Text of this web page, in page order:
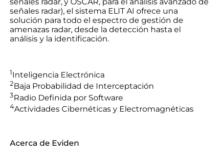
señales radar), el sistema ELIT AI ofrece una
solución para todo el espectro de gestión de
amenazas radar, desde la detección hasta el
análisis y la identificación.
1Inteligencia Electrónica
2Baja Probabilidad de Interceptación
3Radio Definida por Software
4Actividades Cibernéticas y Electromagnéticas
Acerca de Eviden